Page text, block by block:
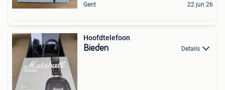
Gent 22 jun 26
Hoofdtelefoon
Bieden Details